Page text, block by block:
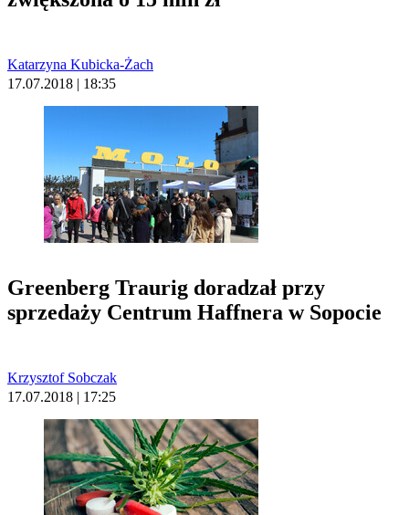
Katarzyna Kubicka-Żach
17.07.2018 | 18:35
Greenberg Traurig doradzał przy
sprzedaży Centrum Haffnera w Sopocie
Krzysztof Sobczak
17.07.2018 | 17:25